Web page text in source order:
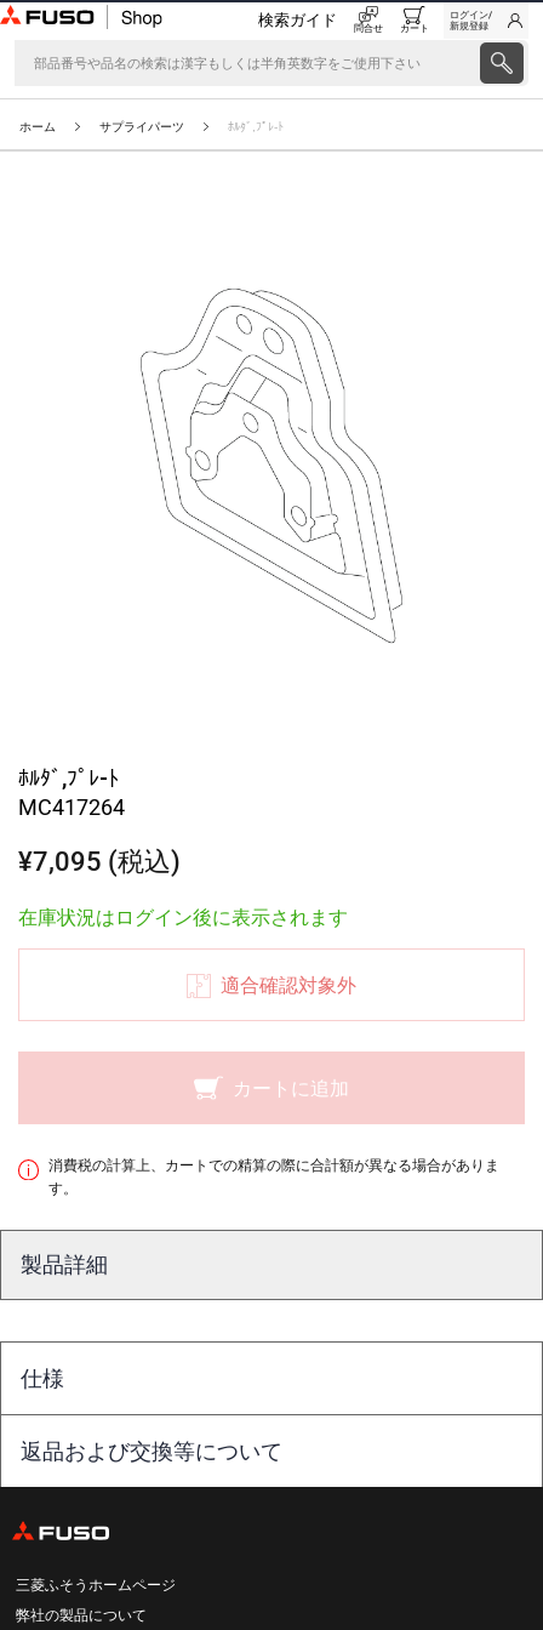
検索ガイド 問合せ カート
ログイン/
新規登録
ホーム サプライパーツ ﾎﾙﾀﾞ,ﾌﾟﾚ-ﾄ
ﾎﾙﾀﾞ,ﾌﾟﾚ-ﾄ
MC417264
¥7,095 (税込)
在庫状況はログイン後に表示されます
適合確認対象外
カートに追加
消費税の計算上、カートでの精算の際に合計額が異なる場合がありま
す。
製品詳細
仕様
返品および交換等について
三菱ふそうホームページ
弊社の製品について